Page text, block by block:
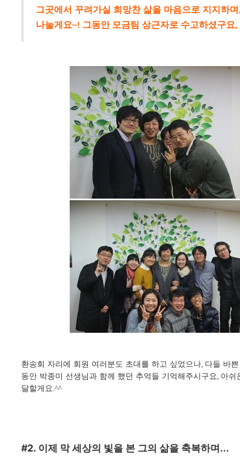
그곳에서 꾸려가실 희망찬 삶을 마음으로 지지하
나눌게요~! 그동안 모금팀 상근자로 수고하셨구요
환송회 자리에 회원 여러분도 초대를 하고 싶었으나, 다들 바
동안 박종미 선생님과 함께 했던 추억들 기억해주시구요, 아쉬
달할게요 .^^
#2. 이제 막 세상의 빛을 본 그의 삶을 축복하며...